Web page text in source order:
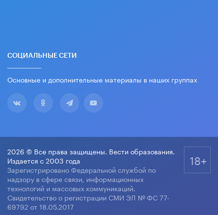
СОЦИАЛЬНЫЕ СЕТИ
Основные и дополнительные материалы в наших группах
2026 © Все права защищены. Вести образования.
Издается с 2003 года
Зарегистрировано Федеральной службой по
надзору в сфере связи, информационных
технологий и массовых коммуникаций.
Свидетельство о регистрации СМИ ЭЛ № ФС 77-
69792 от 18.05.2017
18+